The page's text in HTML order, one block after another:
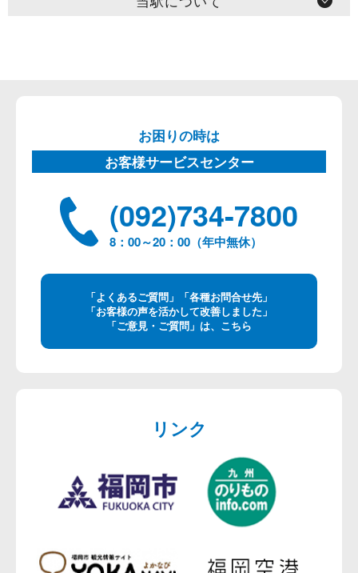
お困りの時は
お客様サービスセンター
(092)734-7800
8：00～20：00（年中無休）
「よくあるご質問」「各種お問合せ先」
「お客様の声を活かして改善しました」
「ご意見・ご質問」は、こちら
リンク